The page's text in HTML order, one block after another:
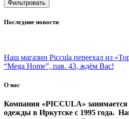
Фильтровать
Последние новости
Наш магазин Piccula переехал из
“Mega Home”, пав. 43, ждём Вас!
О нас
Компания «PICCULA» занимается
одежды в Иркутске с 1995 года.